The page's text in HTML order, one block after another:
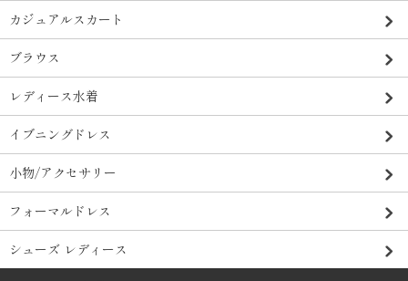
カジュアルスカート
ブラウス
レディース水着
イブニングドレス
小物/アクセサリー
フォーマルドレス
シューズ レディース